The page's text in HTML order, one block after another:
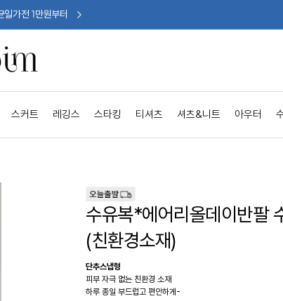
일가전 1만원부터
스커트 레깅스 스타킹 티셔츠 셔츠&니트 아우터
수유복*에어리올데이반팔
(친환경소재)
단추스냅형
피부 자극 없는 친환경 소재
하루 종일 부드럽고 편안하게-